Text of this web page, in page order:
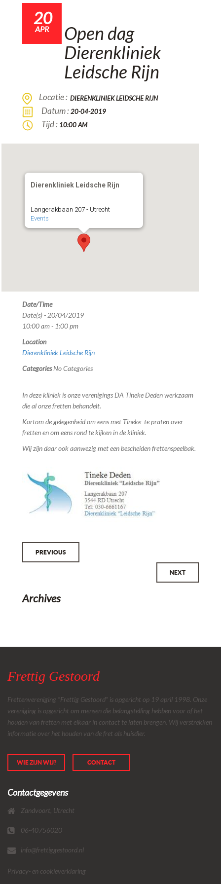
20
APR
Open dag
Dierenkliniek
Leidsche Rijn
Locatie : DIERENKLINIEK LEIDSCHE RIJN
Datum :20-04-2019
Tijd : 10:00 AM
Dierenkliniek Leidsche Rijn
Langerakbaan 207 - Utrecht
Events
Date/Time
Date(s) - 20/04/2019
10:00 am - 1:00 pm
Location
Dierenkliniek Leidsche Rijn
CategoriesNo Categories
In deze kliniek is onze verenigings DA Tineke Deden werkzaam
die al onze fretten behandelt.
Kortom de gelegenheid om eens met Tineke te praten over
fretten en om eens rond te kijken in de kliniek.
Wij zijn daar ook aanwezig met een bescheiden frettenspeelbak.
Bericht
navigatie
PREVIOUS
NEXT
Archives
Frettig Gestoord
Frettenvereniging “Frettig Gestoord” is opgericht op 19 april 1998. Onze
vereniging is opgericht om mensen die belangstelling hebben voor of het
houden van fretten met elkaar in contact te laten brengen. Wij verstrekken
informatie over het houden van de fret als huisdier.
WIE ZIJN WIJ? CONTACT
Contactgegevens
Zandvoort, Utrecht
06-40756020
info@frettiggestoord.nl
Privacy- en cookieverklaring